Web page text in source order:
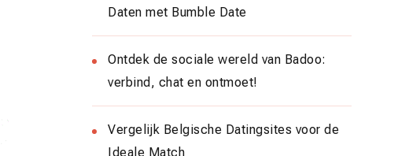
Daten met Bumble Date
Ontdek de sociale wereld van Badoo:
verbind, chat en ontmoet!
Vergelijk Belgische Datingsites voor de
Ideale Match